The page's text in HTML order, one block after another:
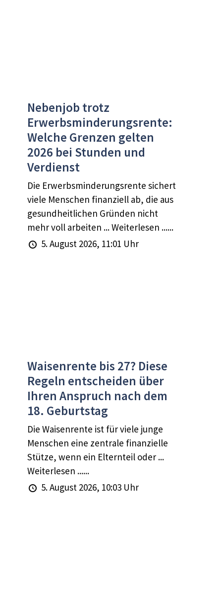
Nebenjob trotz
Erwerbsminderungsrente:
Welche Grenzen gelten
2026 bei Stunden und
Verdienst
Die Erwerbsminderungsrente sichert
viele Menschen finanziell ab, die aus
gesundheitlichen Gründen nicht
mehr voll arbeiten ... Weiterlesen ......
5. August 2026, 11:01 Uhr
Waisenrente bis 27? Diese
Regeln entscheiden über
Ihren Anspruch nach dem
18. Geburtstag
Die Waisenrente ist für viele junge
Menschen eine zentrale finanzielle
Stütze, wenn ein Elternteil oder ...
Weiterlesen ......
5. August 2026, 10:03 Uhr